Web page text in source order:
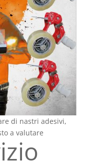
di nastri adesivi,
a valutare